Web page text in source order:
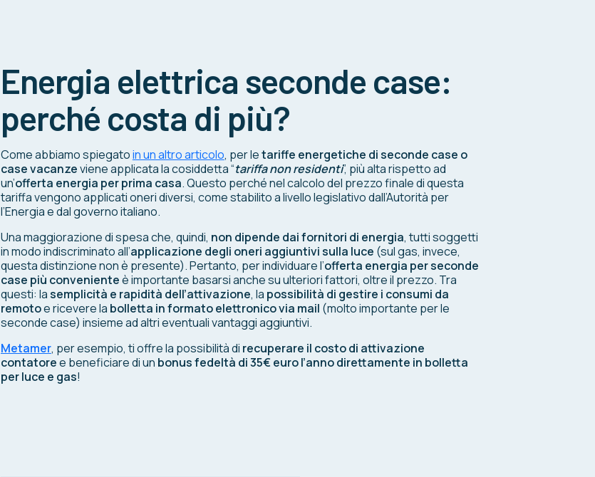
Energia elettrica seconde case:
perché costa di più?
Come abbiamo spiegatoin un altro articolo, per letariffe energetiche di seconde case o
case vacanzeviene applicata la cosiddetta “tariffa non residenti”, più alta rispetto ad
un’offerta energia per prima casa. Questo perché nel calcolo del prezzo finale di questa
tariffa vengono applicati oneri diversi, come stabilito a livello legislativo dall’Autorità per
l’Energia e dal governo italiano.
Una maggiorazione di spesa che, quindi, non dipende dai fornitori di energia, tutti soggetti
in modo indiscriminato all’applicazione degli oneri aggiuntivi sulla luce (sul gas, invece,
questa distinzione non è presente). Pertanto, per individuare l’offerta energia per seconde
case più convenienteè importante basarsi anche su ulteriori fattori, oltre il prezzo. Tra
questi: lasemplicità e rapidità dell’attivazione, la possibilità di gestire i consumi da
remotoe ricevere la bolletta in formato elettronico via mail (molto importante per le
seconde case) insieme ad altri eventuali vantaggi aggiuntivi.
Metamer, per esempio, ti offre la possibilità di recuperare il costo di attivazione
contatoree beneficiare di un bonus fedeltà di 35€ euro l’anno direttamente in bolletta
per luce e gas!